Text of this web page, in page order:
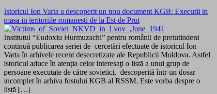
Istoricul Ion Varta a descoperit un nou document KGB: Executii in
masa in teritoriile romanesti de la Est de Prut
Institutul “Eudoxiu Hurmuzachi” pentru românii de pretutindeni
continuă publicarea seriei de cercetări efectuate de istoricul Ion
Varta în arhivele recent desecretizate ale Republicii Moldova. Astfel
istoricul aduce în atenţia celor interesaţi o listă a unui grup de
persoane executate de către sovietici, descoperită într-un dosar
incomplet în arhiva fostului KGB al RSSM. Este vorba despre o
listă […]